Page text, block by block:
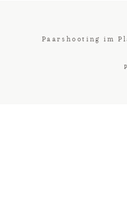
Paarshooting im